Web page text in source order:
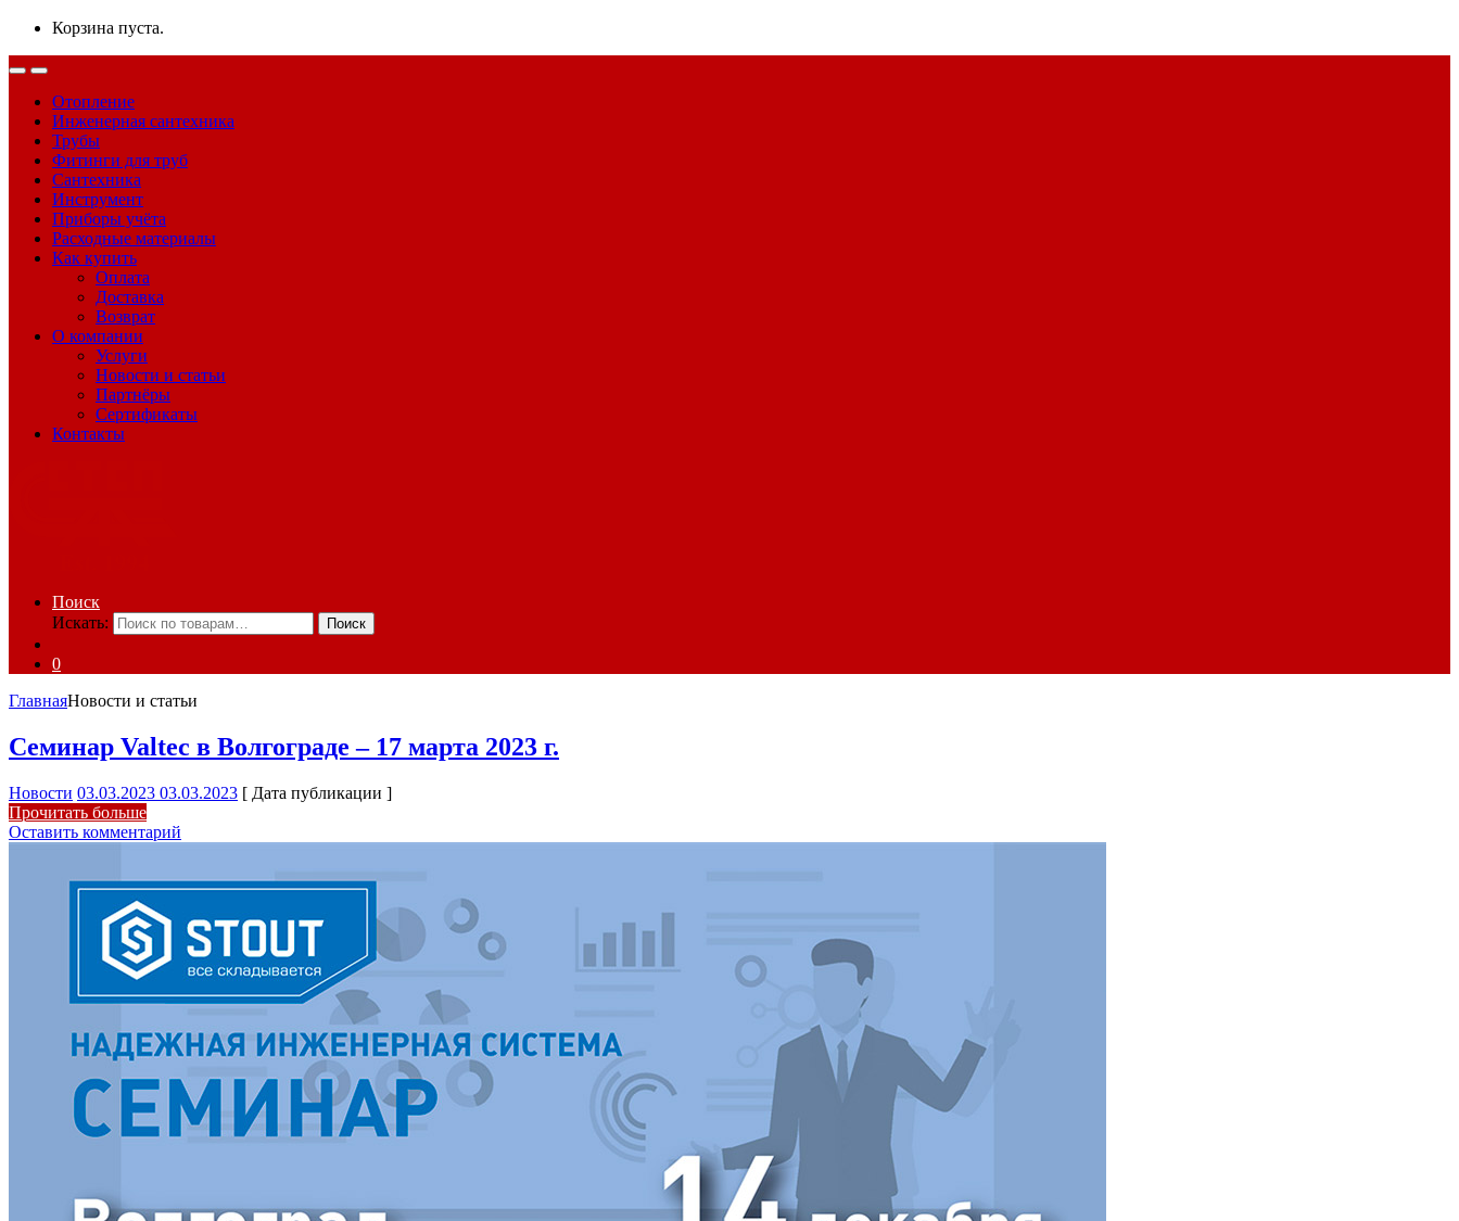
Корзина пуста.
Отопление
Инженерная сантехника
Трубы
Фитинги для труб
Сантехника
Инструмент
Приборы учёта
Расходные материалы
Как купить
Оплата
Доставка
Возврат
О компании
Услуги
Новости и статьи
Партнёры
Сертификаты
Контакты
Поиск
Искать:
Поиск
0
ГлавнаяНовости и статьи
Семинар Valtec в Волгограде – 17 марта 2023 г.
Новости 03.03.2023 03.03.2023 [ Дата публикации ]
Прочитать больше
Оставить комментарий